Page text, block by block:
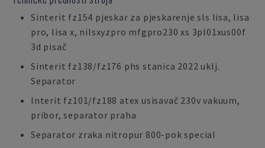
Sinterit fz154 pjeskar za pjeskarenje sls lisa, lisa
pro, lisa x, nilsxyzpro mfgpro230 xs 3pl01xus00f
3d pisač
Sinterit fz138/fz176 phs stanica 2022 uklj.
Separator
Interit fz101/fz188 atex usisavač 230v vakuum,
pribor, separator praha
Separator zraka nitropur 800-pok special